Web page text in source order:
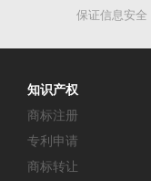
保证信息安
知识产权
商标注册
专利申请
商标转让